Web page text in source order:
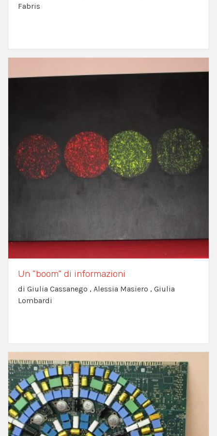
Fabris
Un ”boom” di informazioni
di Giulia Cassanego , Alessia Masiero , Giulia
Lombardi